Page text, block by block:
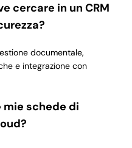
cercare in un CRM
documentale,
e integrazione con
mie schede di